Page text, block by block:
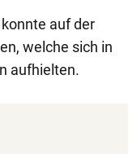
auf der
welche sich in
aufhielten.